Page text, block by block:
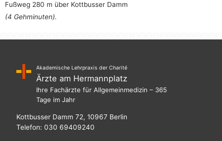
Fußweg 280 m über Kottbusser Damm
(4 Gehminuten).
Akademische Lehrpraxis der Charité
Ärzte am Hermannplatz
Ihre Fachärzte für Allgemeinmedizin – 365
Tage im Jahr
Kottbusser Damm 72, 10967 Berlin
Telefon: 030 69409240